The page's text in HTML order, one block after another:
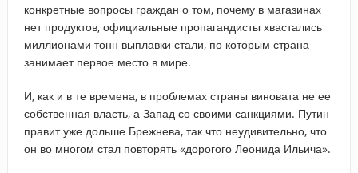
конкретные вопросы граждан о том, почему в магазинах
нет продуктов, официальные пропагандисты хвастались
миллионами тонн выплавки стали, по которым страна
занимает первое место в мире.
И, как и в те времена, в проблемах страны виновата не ее
собственная власть, а Запад со своими санкциями. Путин
правит уже дольше Брежнева, так что неудивительно, что
он во многом стал повторять «дорогого Леонида Ильича».